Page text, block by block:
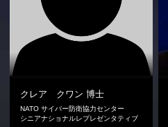
クレア クワン 博士
NATO サイバー防衛協力センター
シニアナショナルレプレゼンタティブ